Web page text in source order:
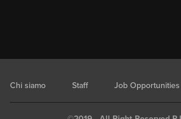
Chi siamo Staff Job Opportunities